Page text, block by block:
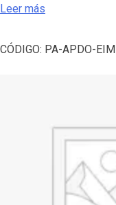
Leer más
CÓDIGO: PA-APDO-EIM